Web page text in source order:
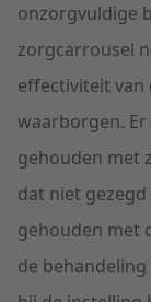
onzorgvuldige
zorgcarrousel
effectiviteit van
waarborgen.
gehouden met
dat niet
gehouden met
de